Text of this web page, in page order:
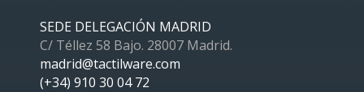
SEDE DELEGACIÓN MADRID
C/ Téllez 58 Bajo. 28007 Madrid.
madrid@tactilware.com
(+34) 910 30 04 72